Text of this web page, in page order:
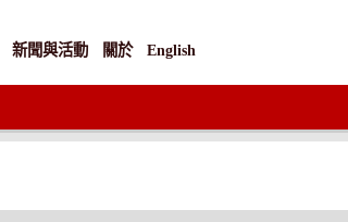
新聞與活動 關於 English